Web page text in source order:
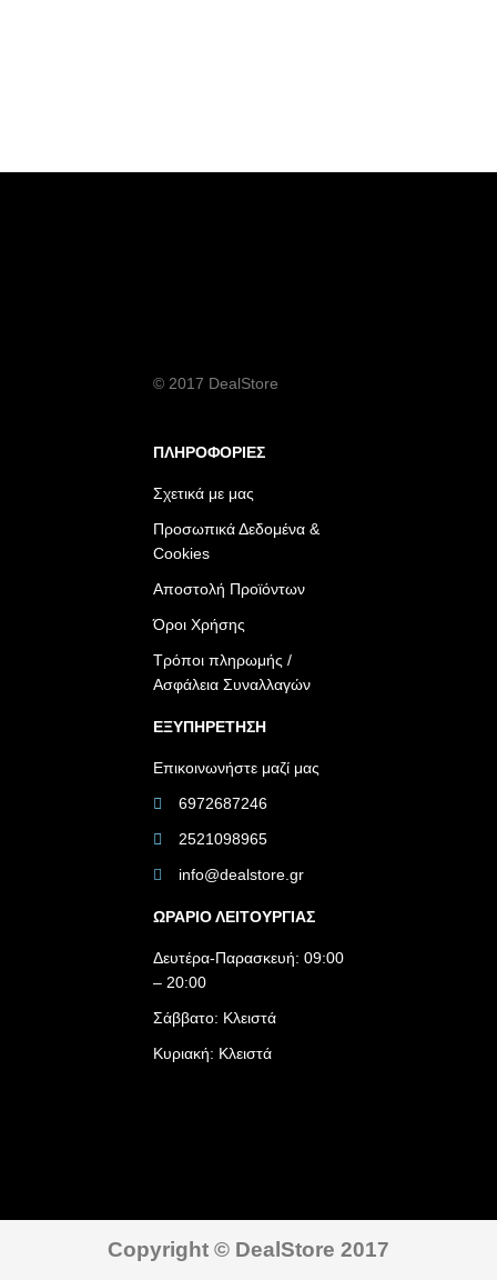
© 2017 DealStore
ΠΛΗΡΟΦΟΡΙΕΣ
Σχετικά με μας
Προσωπικά Δεδομένα &
Cookies
Αποστολή Προϊόντων
Όροι Χρήσης
Τρόποι πληρωμής /
Ασφάλεια Συναλλαγών
ΕΞΥΠΗΡΕΤΗΣΗ
Επικοινωνήστε μαζί μας
6972687246
2521098965
info@dealstore.gr
ΩΡΑΡΙΟ ΛΕΙΤΟΥΡΓΙΑΣ​
Δευτέρα-Παρασκευή: 09:00
– 20:00
Σάββατο: Κλειστά
Κυριακή: Κλειστά
Copyright © DealStore 2017